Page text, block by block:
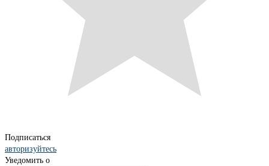
Подписаться
авторизуйтесь
Уведомить о